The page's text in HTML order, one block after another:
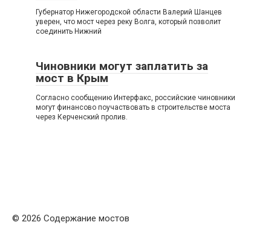
Губернатор Нижегородской области Валерий Шанцев
уверен, что мост через реку Волга, который позволит
соединить Нижний
Чиновники могут заплатить за
мост в Крым
Согласно сообщению Интерфакс, российские чиновники
могут финансово поучаствовать в строительстве моста
через Керченский пролив.
© 2026 Содержание мостов